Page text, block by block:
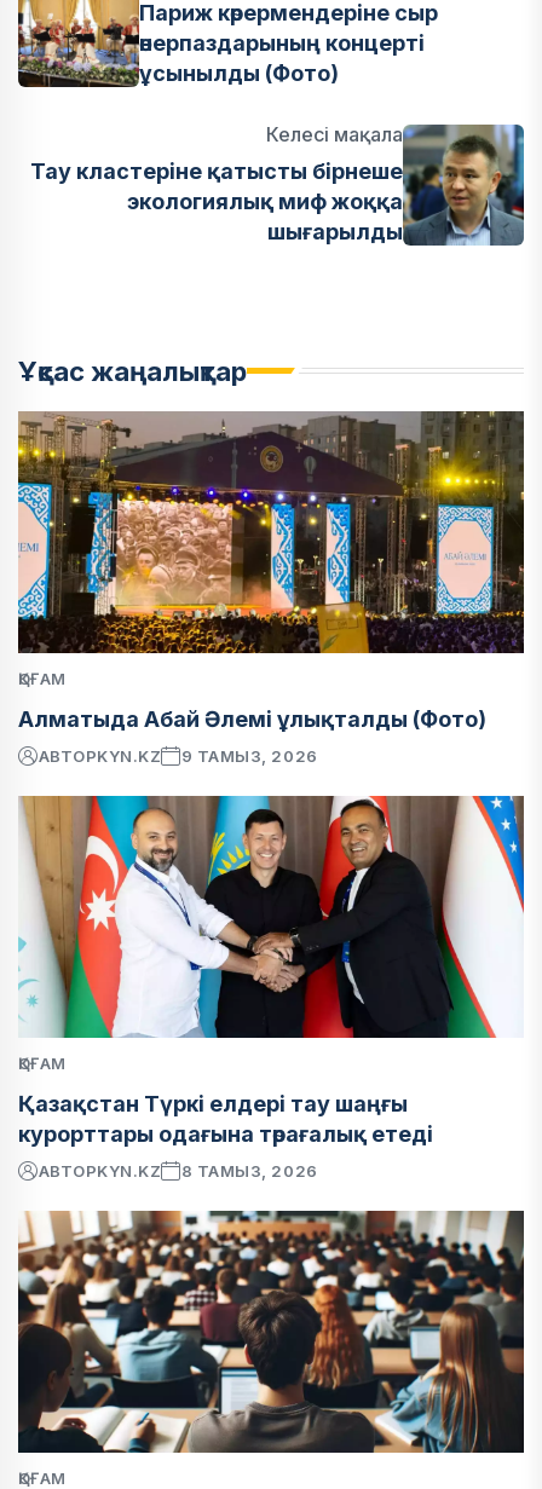
Париж көрермендеріне сыр
өнерпаздарының концерті
ұсынылды (Фото)
Келесі мақала
Тау кластеріне қатысты бірнеше
экологиялық миф жоққа
шығарылды
Ұқсас жаңалықтар
ҚОҒАМ
Алматыда Абай Әлемі ұлықталды (Фото)
АВТОРKYN.KZ 9 ТАМЫЗ, 2026
ҚОҒАМ
Қазақстан Түркі елдері тау шаңғы
курорттары одағына төрағалық етеді
АВТОРKYN.KZ 8 ТАМЫЗ, 2026
ҚОҒАМ